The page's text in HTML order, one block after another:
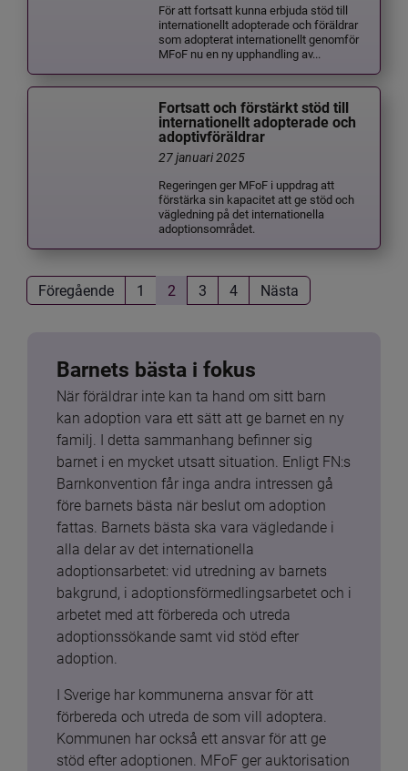
För att fortsatt kunna erbjuda stöd till
internationellt adopterade och föräldrar
som adopterat internationellt genomför
MFoF nu en ny upphandling av...
Fortsatt och förstärkt stöd till
internationellt adopterade och
adoptivföräldrar
27 januari 2025
Regeringen ger MFoF i uppdrag att
förstärka sin kapacitet att ge stöd och
vägledning på det internationella
adoptionsområdet.
Föregående 1 2 3 4 Nästa
Barnets bästa i fokus
När föräldrar inte kan ta hand om sitt barn
kan adoption vara ett sätt att ge barnet en ny
familj. I detta sammanhang befinner sig
barnet i en mycket utsatt situation. Enligt FN:s
Barnkonvention får inga andra intressen gå
före barnets bästa när beslut om adoption
fattas. Barnets bästa ska vara vägledande i
alla delar av det internationella
adoptionsarbetet: vid utredning av barnets
bakgrund, i adoptionsförmedlingsarbetet och i
arbetet med att förbereda och utreda
adoptionssökande samt vid stöd efter
adoption.
I Sverige har kommunerna ansvar för att
förbereda och utreda de som vill adoptera.
Kommunen har också ett ansvar för att ge
stöd efter adoptionen. MFoF ger auktorisation